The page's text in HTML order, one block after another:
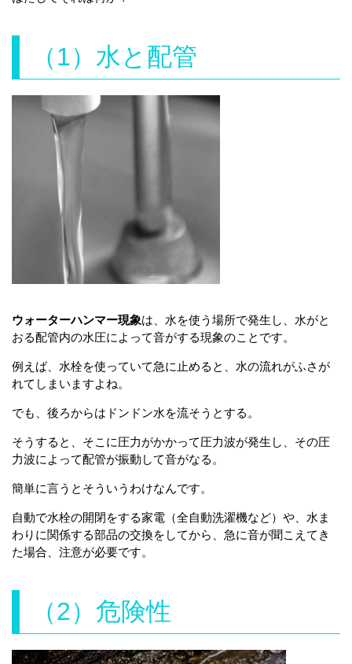
（1）水と配管
ウォーターハンマー現象は、水を使う場所で発生し、水がと
おる配管内の水圧によって音がする現象のことです。
例えば、水栓を使っていて急に止めると、水の流れがふさが
れてしまいますよね。
でも、後ろからはドンドン水を流そうとする。
そうすると、そこに圧力がかかって圧力波が発生し、その圧
力波によって配管が振動して音がなる。
簡単に言うとそういうわけなんです。
自動で水栓の開閉をする家電（全自動洗濯機など）や、水ま
わりに関係する部品の交換をしてから、急に音が聞こえてき
た場合、注意が必要です。
（2）危険性